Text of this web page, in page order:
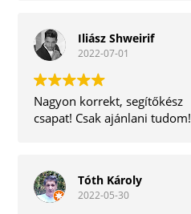
Iliász Shweirif
2022-07-01
Nagyon korrekt, segítőkész
csapat! Csak ajánlani tudom!
Tóth Károly
2022-05-30